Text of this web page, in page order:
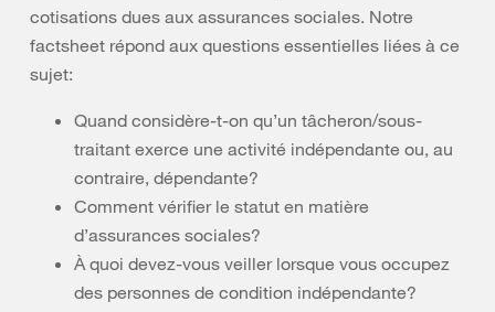
cotisations dues aux assurances sociales. Notre
factsheet répond aux questions essentielles liées à ce
sujet:
Quand considère-t-on qu’un tâcheron/sous-
traitant exerce une activité indépendante ou, au
contraire, dépendante?
Comment vérifier le statut en matière
d’assurances sociales?
À quoi devez-vous veiller lorsque vous occupez
des personnes de condition indépendante?